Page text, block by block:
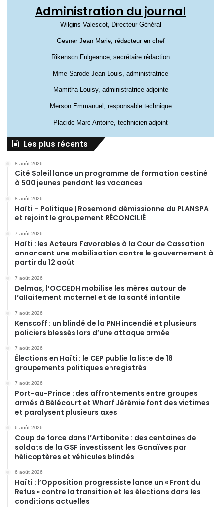
Administration du journal
Wilgins Valescot, Directeur Général
Gesner Jean Marie, rédacteur en chef
Rikenson Fulgeance, secrétaire rédaction
Mme Sarode Jean Louis, administratrice
Mamitha Louisy, administratrice adjointe
Merson Emmanuel, responsable technique
Placide Marc Antoine, technicien adjoint
Les plus récents
8 août 2026
Cité Soleil lance un programme de formation destiné
à 500 jeunes pendant les vacances
8 août 2026
Haïti – Politique | Rosemond démissionne du PLANSPA
et rejoint le groupement RÉCONCILIÉ
7 août 2026
Haïti : les Acteurs Favorables à la Cour de Cassation
annoncent une mobilisation contre le gouvernement à
partir du 12 août
7 août 2026
Delmas, l’OCCEDH mobilise les mères autour de
l’allaitement maternel et de la santé infantile
7 août 2026
Kenscoff : un blindé de la PNH incendié et plusieurs
policiers blessés lors d’une attaque armée
7 août 2026
Élections en Haïti : le CEP publie la liste de 18
groupements politiques enregistrés
7 août 2026
Port-au-Prince : des affrontements entre groupes
armés à Bélécourt et Wharf Jérémie font des victimes
et paralysent plusieurs axes
6 août 2026
Coup de force dans l’Artibonite : des centaines de
soldats de la GSF investissent les Gonaïves par
hélicoptères et véhicules blindés
6 août 2026
Haïti : l’Opposition progressiste lance un « Front du
Refus » contre la transition et les élections dans les
conditions actuelles